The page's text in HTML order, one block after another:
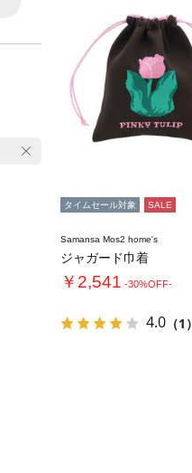
タイムセール対象 SALE
Samansa Mos2 home's
ジャガード巾着
￥2,541 -30%OFF-
4.0 （1）